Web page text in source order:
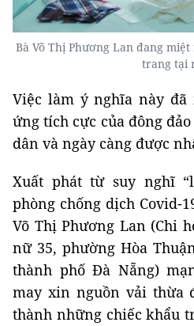
Bà Võ Thị Phương Lan đang
trang tại
Việc làm ý nghĩa này đã
ứng tích cực của đông
dân và ngày càng được
Xuất phát từ suy nghĩ
phòng chống dịch Covid-
Võ Thị Phương Lan (Chi
nữ 35, phường Hòa
thành phố Đà Nẵng)
may xin nguồn vải thừa
thành những chiếc khẩu